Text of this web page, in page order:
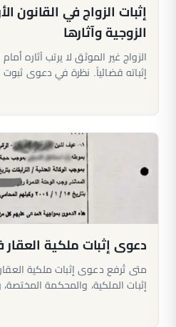
إثبات الزواج في القانون
الزوجية وآثارها
الزواج غير الموثق لا يرتب آثاره
إثباته قضائياً. نظرة في دعوى
دعوى إثبات ملكية العقار
متى تُرفع دعوى إثبات ملكية
إثبات الملكية، والمحكمة